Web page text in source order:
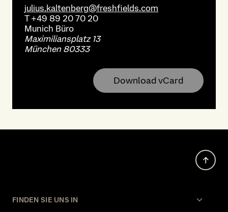
julius.kaltenberg@freshfields.com
T+49 89 20 70 20
Munich Büro
Maximiliansplatz 13
München 80333
Download vCard
FINDEN SIE UNS IN